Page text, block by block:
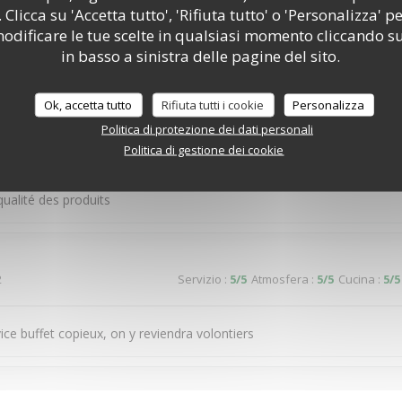
su 'Accetta tutto', 'Rifiuta tutto' o 'Personalizza'
le tue scelte in qualsiasi momento cliccando
in basso a sinistra delle pagine del sito.
Ok, accetta tutto Rifiuta tutti i cookie
Personalizza
Politica di protezione dei dati personali
Politica di gestione dei cookie
ce restaurant La diversité Le choix C était bon ,voire très bon
si possible
Servizio:5 /5 Atmosfera:
des produits
Servizio : 5/5 Atmosfera : 5/5 Cucina : 5/5
buffet copieux, on y reviendra volontiers